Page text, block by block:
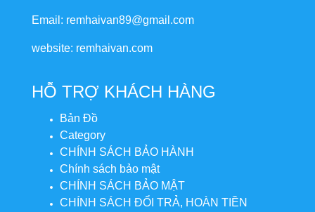
Email: remhaivan89@gmail.com
website: remhaivan.com
HỖ TRỢ KHÁCH HÀNG
Bản Đồ
Category
CHÍNH SÁCH BẢO HÀNH
Chính sách bảo mật
CHÍNH SÁCH BẢO MẬT
CHÍNH SÁCH ĐỔI TRẢ, HOÀN TIỀN